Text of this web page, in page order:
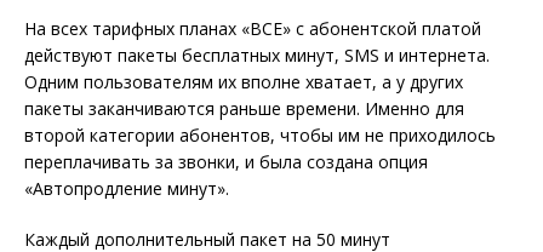
На всех тарифных планах «ВСЕ» с абонентской платой
действуют пакеты бесплатных минут, SMS и интернета.
Одним пользователям их вполне хватает, а у других
пакеты заканчиваются раньше времени. Именно для
второй категории абонентов, чтобы им не приходилось
переплачивать за звонки, и была создана опция
«Автопродление минут».
Каждый дополнительный пакет на 50 минут